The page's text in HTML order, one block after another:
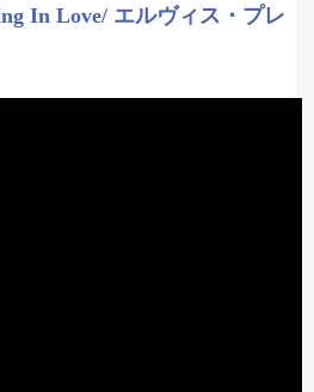
In Love/ エルヴィス・プレ